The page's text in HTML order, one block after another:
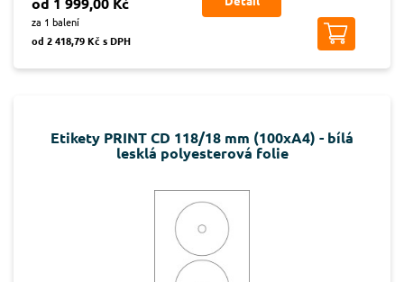
za 1 balení
od 2 418,79 Kč s DPH
Etikety PRINT CD 118/18 mm (100xA4) - bílá
lesklá polyesterová folie